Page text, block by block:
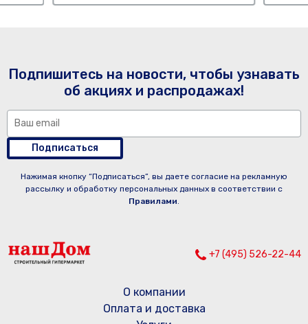
Подпишитесь на новости, чтобы узнавать
об акциях и распродажах!
Подписаться
Нажимая кнопку “Подписаться”, вы даете согласие на рекламную
рассылку и обработку персональных данных в соответствии с
Правилами.
+7 (495) 526-22-44
О компании
Оплата и доставка